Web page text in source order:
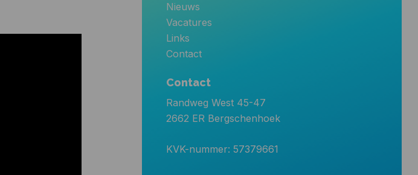
Nieuws
Vacatures
Links
Contact
Contact
Randweg West 45-47
2662 ER Bergschenhoek
KVK-nummer: 57379661